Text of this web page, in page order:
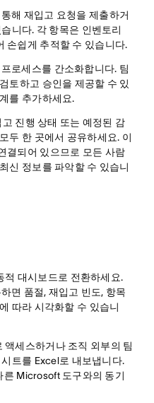
해 재입고 요청을 제출하거
니다. 각 항목은 인벤토리
손쉽게 추적할 수 있습니다.
로세스를 간소화합니다. 팀
토하고 승인을 제공할 수 있
를 추가하세요.
진행 상태 또는 예정된 감
두 한 곳에서 공유하세요. 이
결되어 있으므로 모든 사람
신 정보를 파악할 수 있습니
적 대시보드로 전환하세요.
면 품절, 재입고 빈도, 항목
따라 시각화할 수 있습니
액세스하거나 조직 외부의 팀
트를 Excel로 내보냅니다.
른 Microsoft 도구와의 동기